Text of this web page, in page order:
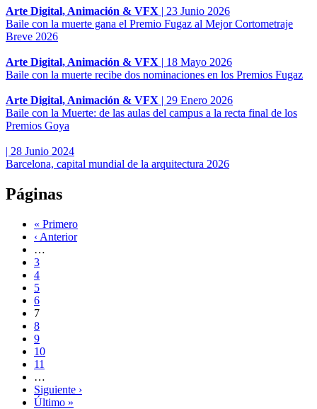
Arte Digital, Animación & VFX | 23 Junio 2026
Baile con la muerte gana el Premio Fugaz al Mejor Cortometraje
Breve 2026
Arte Digital, Animación & VFX | 18 Mayo 2026
Baile con la muerte recibe dos nominaciones en los Premios Fugaz
Arte Digital, Animación & VFX | 29 Enero 2026
Baile con la Muerte: de las aulas del campus a la recta final de los
Premios Goya
| 28 Junio 2024
Barcelona, capital mundial de la arquitectura 2026
Páginas
« Primero
‹ Anterior
…
3
4
5
6
7
8
9
10
11
…
Siguiente ›
Último »